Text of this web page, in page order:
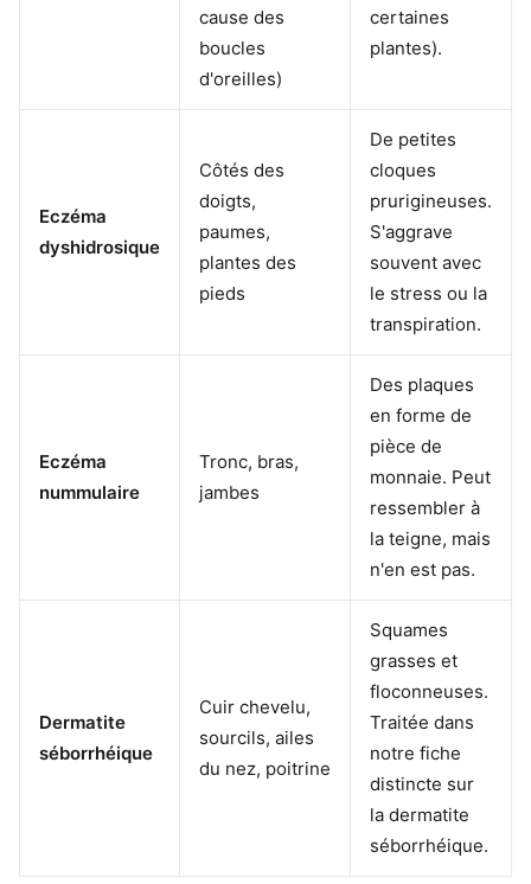
cause des
boucles
d'oreilles)
certaines
plantes).
Eczéma
dyshidrosique
Côtés des
doigts,
paumes,
plantes des
pieds
De petites
cloques
prurigineuses.
S'aggrave
souvent avec
le stress ou la
transpiration.
Eczéma
nummulaire
Tronc, bras,
jambes
Des plaques
en forme de
pièce de
monnaie. Peut
ressembler à
la teigne, mais
n'en est pas.
Dermatite
séborrhéique
Cuir chevelu,
sourcils, ailes
du nez, poitrine
Squames
grasses et
floconneuses.
Traitée dans
notre fiche
distincte sur
la dermatite
séborrhéique.